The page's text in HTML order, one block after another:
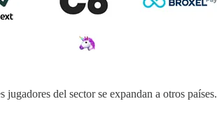
del sector se expandan a otros países.